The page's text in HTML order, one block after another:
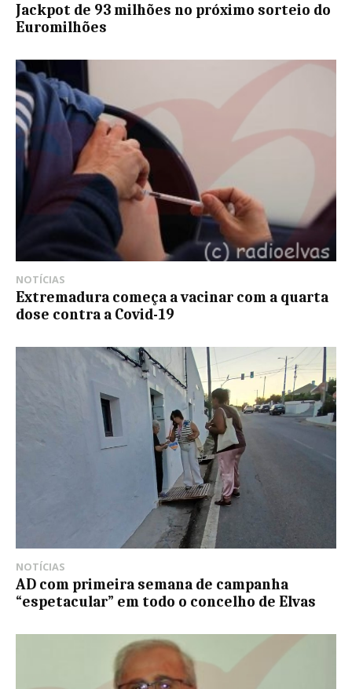
Jackpot de 93 milhões no próximo sorteio do
Euromilhões
NOTÍCIAS
Extremadura começa a vacinar com a quarta
dose contra a Covid-19
NOTÍCIAS
AD com primeira semana de campanha
“espetacular” em todo o concelho de Elvas